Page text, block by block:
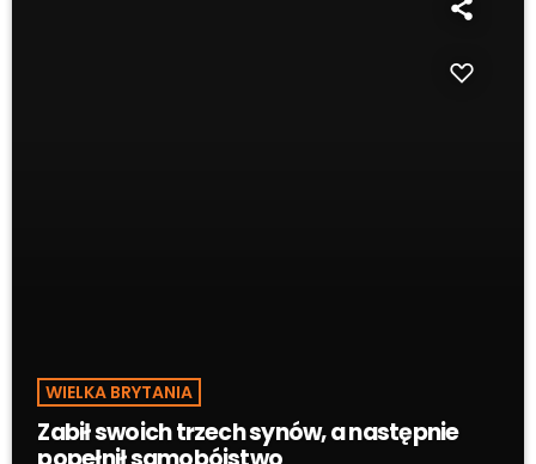
WIELKA BRYTANIA
Zabił swoich trzech synów, a następnie